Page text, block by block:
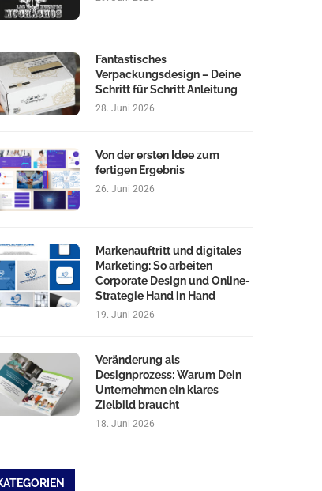
Fantastisches
Verpackungsdesign – Deine
Schritt für Schritt Anleitung
28. Juni 2026
Von der ersten Idee zum
fertigen Ergebnis
26. Juni 2026
Markenauftritt und digitales
Marketing: So arbeiten
Corporate Design und Online-
Strategie Hand in Hand
19. Juni 2026
Veränderung als
Designprozess: Warum Dein
Unternehmen ein klares
Zielbild braucht
18. Juni 2026